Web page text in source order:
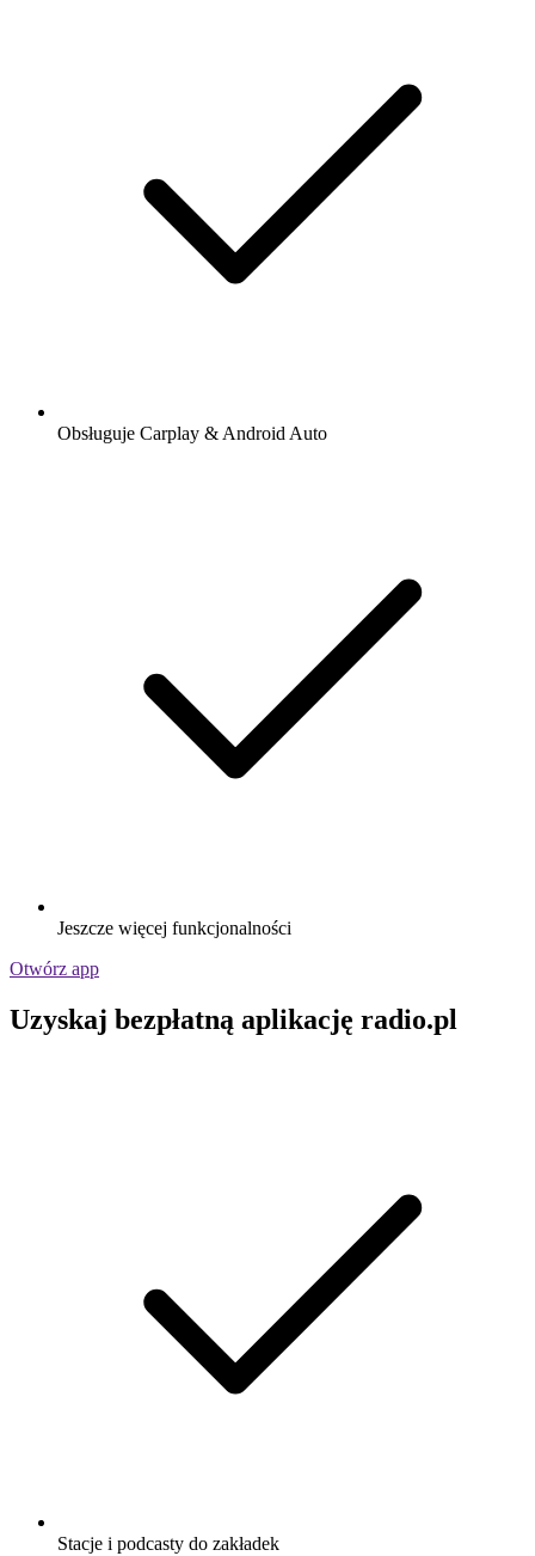
Obsługuje Carplay & Android Auto
Jeszcze więcej funkcjonalności
Otwórz app
Uzyskaj bezpłatną aplikację radio.pl
Stacje i podcasty do zakładek